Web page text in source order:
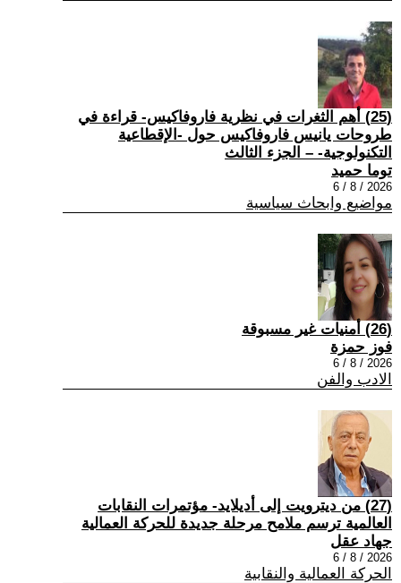
(25) أهم الثغرات في نظرية فاروفاكيس- قراءة في
طروحات يانيس فاروفاكيس حول -الإقطاعية
التكنولوجية- – الجزء الثالث
توما حميد
2026 / 8 / 6
مواضيع وابحاث سياسية
(26) أمنيات غير مسبوقة
فوز حمزة
2026 / 8 / 6
الادب والفن
(27) من ديترويت إلى أديلايد- مؤتمرات النقابات
العالمية ترسم ملامح مرحلة جديدة للحركة العمالية
جهاد عقل
2026 / 8 / 6
الحركة العمالية والنقابية